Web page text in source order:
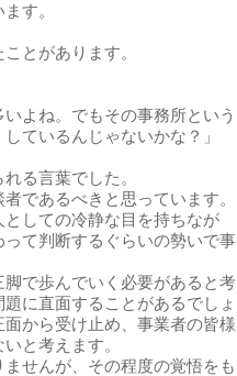
す。
とがあります。
よね。でもその事務所という
ているんじゃないかな？」
る言葉でした。
であるべきと思っています。
しての冷静な目を持ちなが
て判断するぐらいの勢いで事
で歩んでいく必要があると考
に直面することがあるでしょ
から受け止め、事業者の皆様
と考えます。
せんが、その程度の覚悟をも